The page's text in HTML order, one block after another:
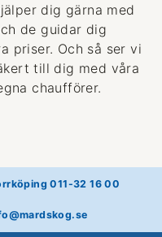
dig gärna med
de guidar dig
priser. Och så ser vi
till dig med våra
chaufförer.
011-32 16 00